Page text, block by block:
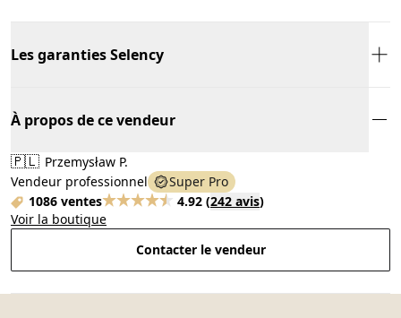
Les garanties Selency
À propos de ce vendeur
🇵🇱 Przemysław P.
Vendeur professionnel
Super Pro
1086 ventes
4.92 (242 avis)
Voir la boutique
Contacter le vendeur